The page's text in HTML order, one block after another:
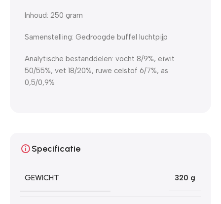
Inhoud: 250 gram
Samenstelling: Gedroogde buffel luchtpijp
Analytische bestanddelen: vocht 8/9%, eiwit
50/55%, vet 18/20%, ruwe celstof 6/7%, as
0,5/0,9%
Specificatie
GEWICHT 320 g